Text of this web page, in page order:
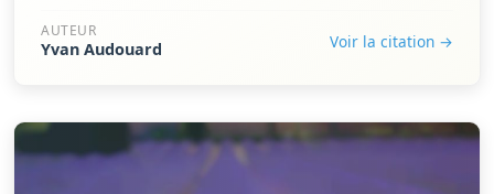
AUTEUR
Yvan Audouard Voir la citation →